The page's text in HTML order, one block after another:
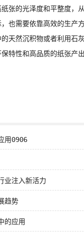
张的光泽度和平整度，
需要依靠高效的生产
天然沉积物或者利用石
性和高品质的纸张产出
用0906
业注入新活力
趋势
的应用